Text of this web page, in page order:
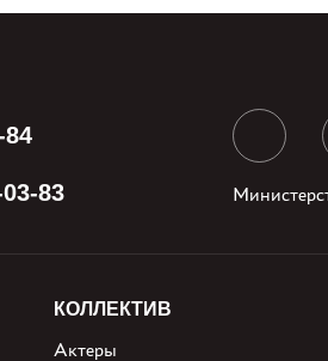
84
83
КОЛЛЕКТИВ
Актеры